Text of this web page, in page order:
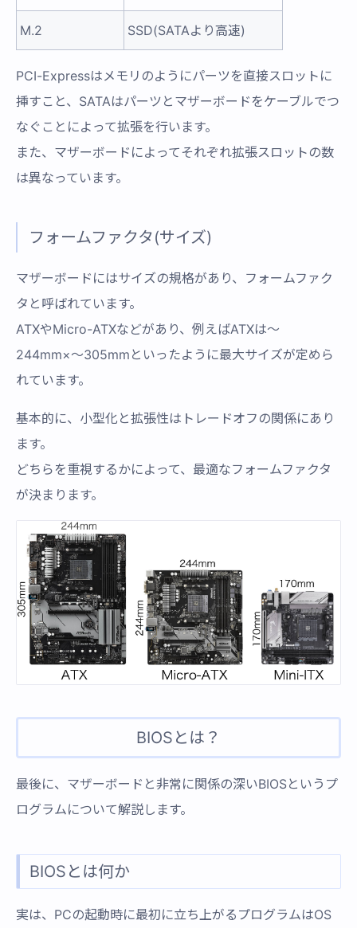
M.2 SSD(SATAより高速)
PCI-Expressはメモリのようにパーツを直接スロットに
挿すこと、SATAはパーツとマザーボードをケーブルでつ
なぐことによって拡張を行います。
また、マザーボードによってそれぞれ拡張スロットの数
は異なっています。
フォームファクタ(サイズ)
マザーボードにはサイズの規格があり、フォームファク
タと呼ばれています。
ATXやMicro-ATXなどがあり、例えばATXは〜
244mm×〜305mmといったように最大サイズが定めら
れています。
基本的に、小型化と拡張性はトレードオフの関係にあり
ます。
どちらを重視するかによって、最適なフォームファクタ
が決まります。
BIOSとは？
最後に、マザーボードと非常に関係の深いBIOSというプ
ログラムについて解説します。
BIOSとは何か
実は、PCの起動時に最初に立ち上がるプログラムはOS